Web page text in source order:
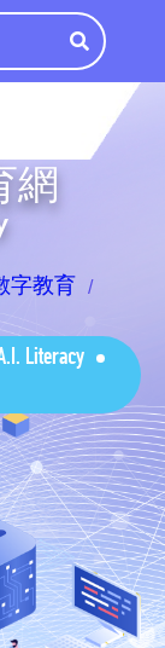
網
字教育
Literacy